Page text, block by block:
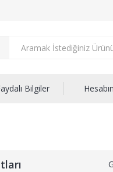
Bilgiler